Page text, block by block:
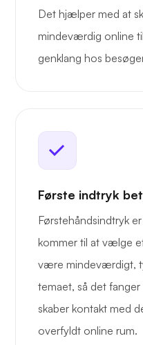
Det hjælper med at
mindeværdig online
genklang hos
Første indtryk
Førstehåndsindtryk
kommer til at vælge
være mindeværdigt,
temaet, så det
skaber kontakt med
overfyldt online rum.